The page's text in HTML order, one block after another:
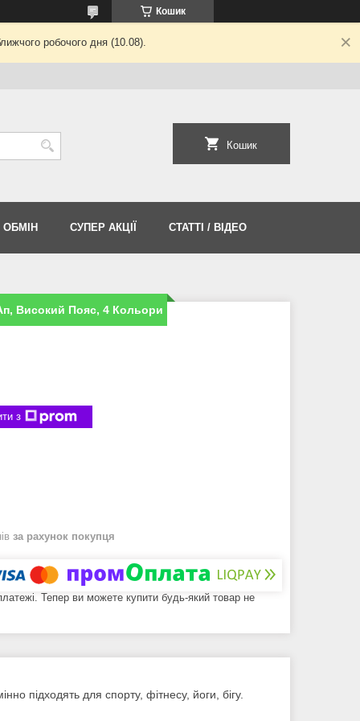
Кошик
робочого дня (10.08).
Кошик
СУПЕР АКЦІЇ СТАТТІ / ВІДЕО
Високий Пояс, 4 Кольори
з
за рахунок покупця
Тепер ви можете купити будь-який товар не
підходять для спорту, фітнесу, йоги, бігу.